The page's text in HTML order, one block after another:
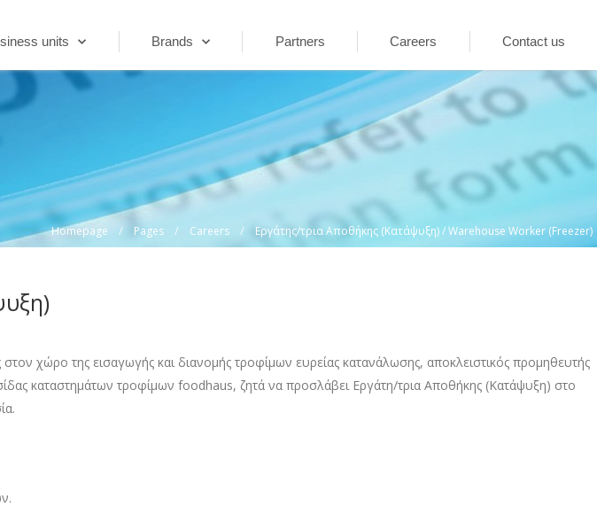
units Brands Partners Careers Contact us
Homepage / Pages / Careers / Εργάτης/τρια Αποθήκης (Κατάψυξη) / Warehouse Worker (Freezer)
χώρο της εισαγωγής και διανομής τροφίμων ευρείας κατανάλωσης, αποκλειστικός προμηθευτής
καταστημάτων τροφίμων foodhaus, ζητά να προσλάβει Εργάτη/τρια Αποθήκης (Κατάψυξη) στο